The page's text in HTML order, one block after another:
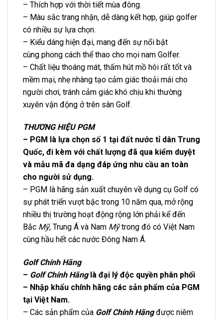
– Thích hợp với thời tiết mùa đông.
– Màu sắc trang nhặn, dễ dàng kết hợp, giúp golfer
có nhiều sự lựa chọn.
– Kiểu dáng hiện đại, mang đến sự nổi bật
cùng phong cách thể thao cho mọi nam Golfer.
– Chất liệu thoáng mát, thấm hút mồ hôi rất tốt và
mềm mại, nhẹ nhàng tạo cảm giác thoải mái cho
người chơi, tránh cảm giác khó chịu khi thường
xuyên vận động ở trên sân Golf.
THƯƠNG HIỆU PGM
– PGM là lựa chọn số 1 tại đất nước tỉ dân Trung
Quốc, đi kèm với chất lượng đã qua kiểm duyệt
và mẫu mã đa dạng đáp ứng nhu cầu an toàn
cho người sử dụng.
– PGM là hãng sản xuất chuyên về dụng cụ Golf có
sự phát triển vượt bậc trong 10 năm qua, mở rộng
nhiều thị trường hoạt động rộng lớn phải kể đến
Bắc Mỹ, Trung Á và Nam Mỹtrong đó có Việt Nam
cùng hầu hết các nước Đông Nam Á.
Golf Chính Hãng
– Golf Chính Hãnglà đại lý độc quyền phân phối
– Nhập khẩu chính hãng các sản phẩm của PGM
tại Việt Nam.
– Các sản phẩm của Golf Chính Hãngđược niêm